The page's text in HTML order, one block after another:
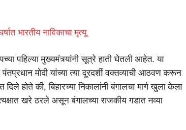
भारतीय नाविकाचा मृत्यू
पहिल्या मुख्यमंत्र्यांनी सूत्रे हाती घेतली आहेत. या
मोदी यांच्या त्या दूरदर्शी वक्तव्याची आठवण करून
होते की, बिहारच्या निकालांनी बंगालचा मार्ग खुला केला
खरे ठरले असून बंगालच्या राजकीय गडात नव्या